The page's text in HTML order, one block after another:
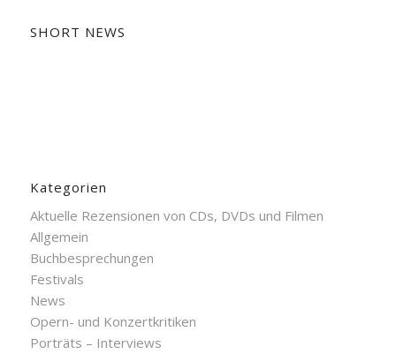
SHORT NEWS
Kategorien
Aktuelle Rezensionen von CDs, DVDs und Filmen
Allgemein
Buchbesprechungen
Festivals
News
Opern- und Konzertkritiken
Porträts – Interviews